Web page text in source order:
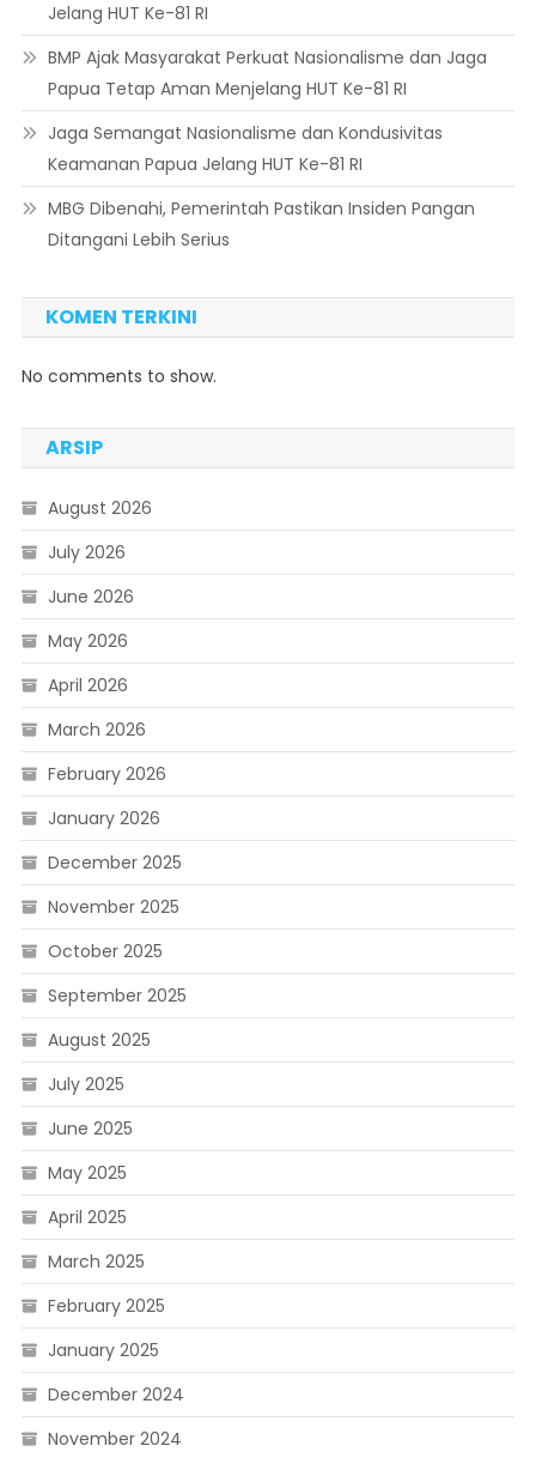
Jelang HUT Ke-81 RI
BMP Ajak Masyarakat Perkuat Nasionalisme dan Jaga
Papua Tetap Aman Menjelang HUT Ke-81 RI
Jaga Semangat Nasionalisme dan Kondusivitas
Keamanan Papua Jelang HUT Ke-81 RI
MBG Dibenahi, Pemerintah Pastikan Insiden Pangan
Ditangani Lebih Serius
KOMEN TERKINI
No comments to show.
ARSIP
August 2026
July 2026
June 2026
May 2026
April 2026
March 2026
February 2026
January 2026
December 2025
November 2025
October 2025
September 2025
August 2025
July 2025
June 2025
May 2025
April 2025
March 2025
February 2025
January 2025
December 2024
November 2024